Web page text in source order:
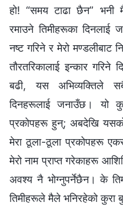
हो! “समय टाढा छैन”
रमाउने तिमीहरूका दिनलाई
नष्ट गरिने र मेरो मण्डलीबाट
तौरतरिकालाई इन्कार
बढी, यस अभिव्यक्तिले
दिनहरूलाई जनाउँछ। यो
प्रकोपहरू हुन्; अबदेखि
मेरा ठूला-ठूला प्रकोपहरू
मेरो नाम प्राप्त गरेकाहरू
अवश्य नै भोग्नुपर्नेछैन। के
तिमीहरूले मैले भनिरहेको